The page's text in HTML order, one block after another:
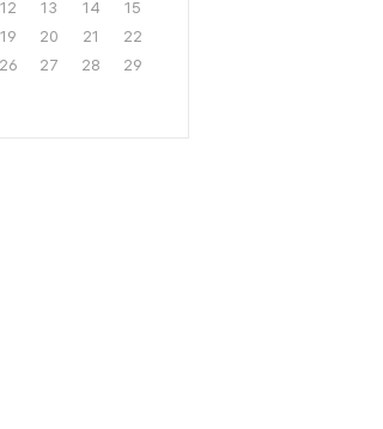
12 13 14
15
19 20 21
22
26 27 28
29